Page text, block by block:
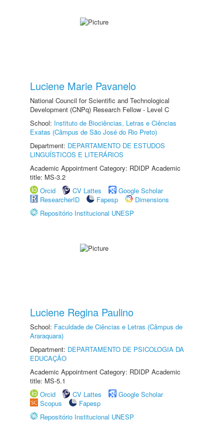
Luciene Marie Pavanelo
National Council for Scientific and Technological
Development (CNPq) Research Fellow - Level C
School: Instituto de Biociências, Letras e Ciências
Exatas (Câmpus de São José do Rio Preto)
Department: DEPARTAMENTO DE ESTUDOS
LINGUÍSTICOS E LITERÁRIOS
Academic Appointment Category: RDIDP Academic
title: MS-3.2
Orcid
CV Lattes
Google Scholar
ResearcherID
Fapesp
Dimensions
Repositório Institucional UNESP
Luciene Regina Paulino
School: Faculdade de Ciências e Letras (Câmpus de
Araraquara)
Department: DEPARTAMENTO DE PSICOLOGIA DA
EDUCAÇÃO
Academic Appointment Category: RDIDP Academic
title: MS-5.1
Orcid
CV Lattes
Google Scholar
Scopus
Fapesp
Repositório Institucional UNESP